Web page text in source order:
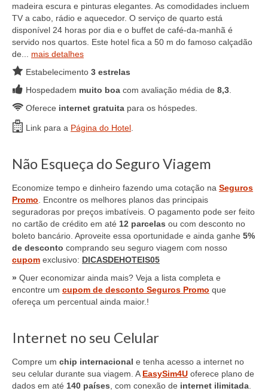
madeira escura e pinturas elegantes. As comodidades incluem
TV a cabo, rádio e aquecedor. O serviço de quarto está
disponível 24 horas por dia e o buffet de café-da-manhã é
servido nos quartos. Este hotel fica a 50 m do famoso calçadão
de... mais detalhes
Estabelecimento 3 estrelas
Hospedadem muito boa com avaliação média de 8,3
Oferece internet gratuita para os hóspedes.
Link para a Página do Hotel
Não Esqueça do Seguro Viagem
Economize tempo e dinheiro fazendo uma cotação na Seguros
Promo . Encontre os melhores planos das principais
seguradoras por preços imbatíveis. O pagamento pode ser feito
no cartão de crédito em até 12 parcelas ou com desconto no
boleto bancário. Aproveite essa oportunidade e ainda ganhe 5%
de desconto comprando seu seguro viagem com nosso
cupom exclusivo: DICASDEHOTEIS05
» Quer economizar ainda mais? Veja a lista completa e
encontre um cupom de desconto Seguros Promo que
ofereça um percentual ainda maior.!
Internet no seu Celular
Compre um chip internacional e tenha acesso a internet no
seu celular durante sua viagem. A EasySim4U oferece plano de
dados em até 140 países , com conexão de internet ilimitada